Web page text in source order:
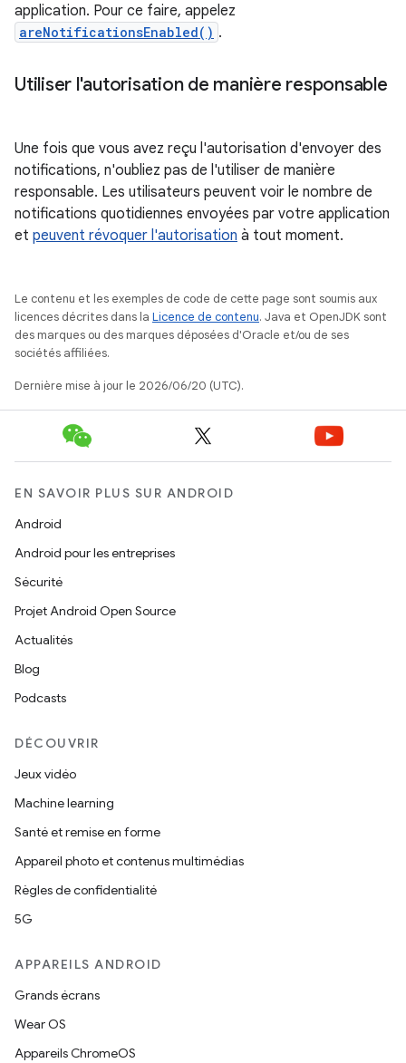
application. Pour ce faire, appelez
areNotificationsEnabled() .
Utiliser l'autorisation de manière responsable
Une fois que vous avez reçu l'autorisation d'envoyer des
notifications, n'oubliez pas de l'utiliser de manière
responsable. Les utilisateurs peuvent voir le nombre de
notifications quotidiennes envoyées par votre application
et peuvent révoquer l'autorisation à tout moment.
Le contenu et les exemples de code de cette page sont soumis aux
licences décrites dans la Licence de contenu. Java et OpenJDK sont
des marques ou des marques déposées d'Oracle et/ou de ses
sociétés affiliées.
Dernière mise à jour le 2026/06/20 (UTC).
EN SAVOIR PLUS SUR ANDROID
Android
Android pour les entreprises
Sécurité
Projet Android Open Source
Actualités
Blog
Podcasts
DÉCOUVRIR
Jeux vidéo
Machine learning
Santé et remise en forme
Appareil photo et contenus multimédias
Règles de confidentialité
5G
APPAREILS ANDROID
Grands écrans
Wear OS
Appareils ChromeOS